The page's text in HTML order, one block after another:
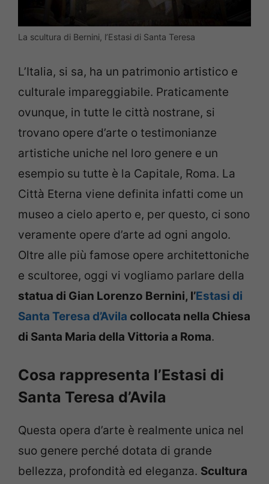
La scultura di Bernini, l’Estasi di Santa Teresa
L’Italia, si sa, ha un patrimonio artistico e
culturale impareggiabile. Praticamente
ovunque, in tutte le città nostrane, si
trovano opere d’arte o testimonianze
artistiche uniche nel loro genere e un
esempio su tutte è la Capitale, Roma. La
Città Eterna viene definita infatti come un
museo a cielo aperto e, per questo, ci sono
veramente opere d’arte ad ogni angolo.
Oltre alle più famose opere architettoniche
e scultoree, oggi vi vogliamo parlare della
statua di Gian Lorenzo Bernini, l’Estasi di
Santa Teresa d’Avila collocata nella Chiesa
di Santa Maria della Vittoria a Roma.
Cosa rappresenta l’Estasi di
Santa Teresa d’Avila
Questa opera d’arte è realmente unica nel
suo genere perché dotata di grande
bellezza, profondità ed eleganza. Scultura